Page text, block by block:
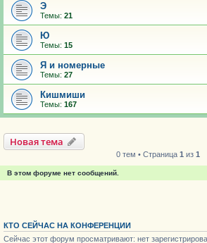
Э
Темы: 21
Ю
Темы: 15
Я и номерные
Темы: 27
Кишмиши
Темы: 167
Новая тема
0 тем • Страница 1 из 1
В этом форуме нет сообщений.
КТО СЕЙЧАС НА КОНФЕРЕНЦИИ
Сейчас этот форум просматривают: нет